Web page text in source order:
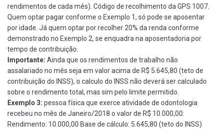
rendimentos de cada mês). Código de recolhimento da GPS 1007.
Quem optar pagar conforme o Exemplo 1, só pode se aposentar
por idade. Já quem optar por recolher 20% da renda conforme
demonstrado no Exemplo 2, se enquadra na aposentadoria por
tempo de contribuição.
Importante: Ainda que os rendimentos de trabalho não
assalariado no mês seja em valor acima de R$ 5.645,80 (teto de
contribuição do INSS), o calculo do INSS não deverá ser calculado
sobre o rendimento total, mas sim pelo limite permitido.
Exemplo 3: pessoa física que exerce atividade de odontologia
recebeu no mês de Janeiro/2018 o valor de R$ 10.000,00:
Rendimento: 10.000,00 Base de cálculo: 5.645,80 (teto do INSS)